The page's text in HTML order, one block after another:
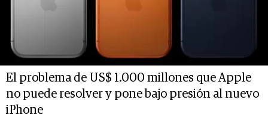
El problema de US$ 1.000 millones que Apple
no puede resolver y pone bajo presión al nuevo
iPhone